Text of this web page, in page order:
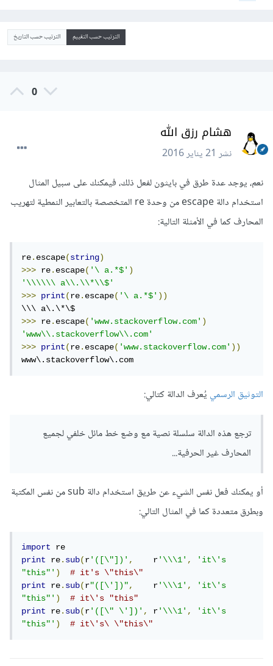
الترتيب حسب التقييم الترتيب حسب التاريخ
0
هشام رزق الله
نشر21 يناير 2016
نعم، يوجد عدة طرق في بايثون لفعل ذلك، فيمكنك على سبيل المثال
استخدام دالة escape من وحدة re المتخصصة بالتعابير النمطية لتهريب
المحارف كما في الأمثلة التالية:
re.escape(string)
>>> re.escape('\ a.*$')
'\\\\\\ a\\.\\*\\$'
>>>
print(re.escape('\ a.*$'))
>>> re.escape('www.stackoverflow.com')
'www\\.stackoverflow\\.com'
>>>
print(re.escape('www.stackoverflow.com'))
www\.stackoverflow\.com
التوثيق الرسمييُعرف الدالة كتالي:
ترجع هذه الدالة سلسلة نصية مع وضع خط مائل خلفي لجميع
المحارف غير الحرفية...
أو يمكنك فعل نفس الشيء عن طريق استخدام دالة sub من نفس المكتبة
وبطرق متعددة كما في المثال التالي:
import
print
re.sub(r'([\"])',
    r
'\\\1',
'it\'s
"this"')
# it's \"this\"
print
re.sub(r"([\'])",
    r
'\\\1',
'it\'s
"this"')
# it\'s "this"
print
re.sub(r'([\" \'])', r'\\\1',
'it\'s
"this"') # it\'s\ \"this\"